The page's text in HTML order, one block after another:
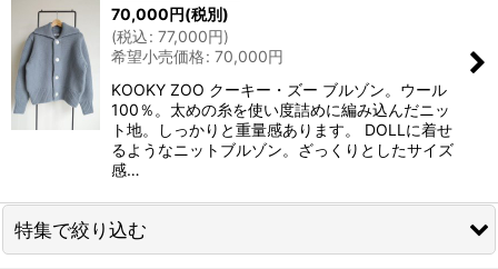
絞り込む
70,000円(税別)
(税込: 77,000円)
希望小売価格: 70,000円
KOOKY ZOO クーキー・ズー ブルゾン。ウール
100％。太めの糸を使い度詰めに編み込んだニッ
ト地。しっかりと重量感あります。 DOLLに着せ
るようなニットブルゾン。ざっくりとしたサイズ
感…
特集で絞り込む